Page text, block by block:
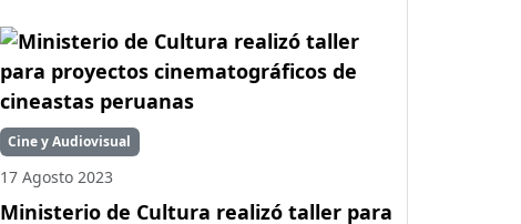
Cine y Audiovisual
17 Agosto 2023
Ministerio de Cultura realizó taller para